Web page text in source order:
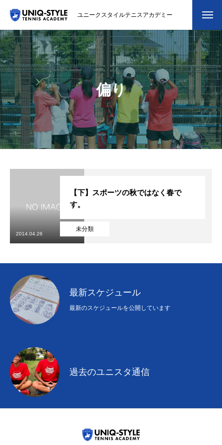
ユニークスタイルテニスアカデミー
初めての方
システム・クラス・料金
スクール紹介・コーチ紹介
大会・イベント
ブログ
会員専用ページ
システム・クラス・料金
偏り
未分類
【下】スポーツの秋ではなく春で
す。
2014.04.26
最新スケジュール
最新のスケジュールを公開しています
過去のユニスタ通信